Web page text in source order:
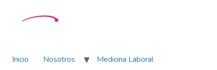
Inicio Nosotros
Medicina Laboral